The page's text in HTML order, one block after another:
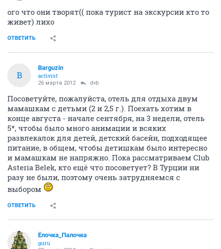
ого что они творят(( пока турист на экскурсии кто то
живет) лихо
ОТВЕТИТЬ
B
Barguzin
activist
26 марта 2012 dvb
Посоветуйте, пожалуйста, отель для отдыха двум
мамашкам с детьми (2 и 2,5 г.). Поехать хотим в
конце августа - начале сентября, на 3 недели, отель
5*, чтобы было много анимации и всяких
развлекалок для детей, детский басейн, подходящее
питание, в общем, чтобы детишкам было интересно
и мамашкам не напряжно. Пока рассматриваем Club
Asteria Belek, кто ещё что посоветует? В Турции ни
разу не были, поэтому очень затрудняемся с
выбором
ОТВЕТИТЬ
Ёлочка_Палочка
guru